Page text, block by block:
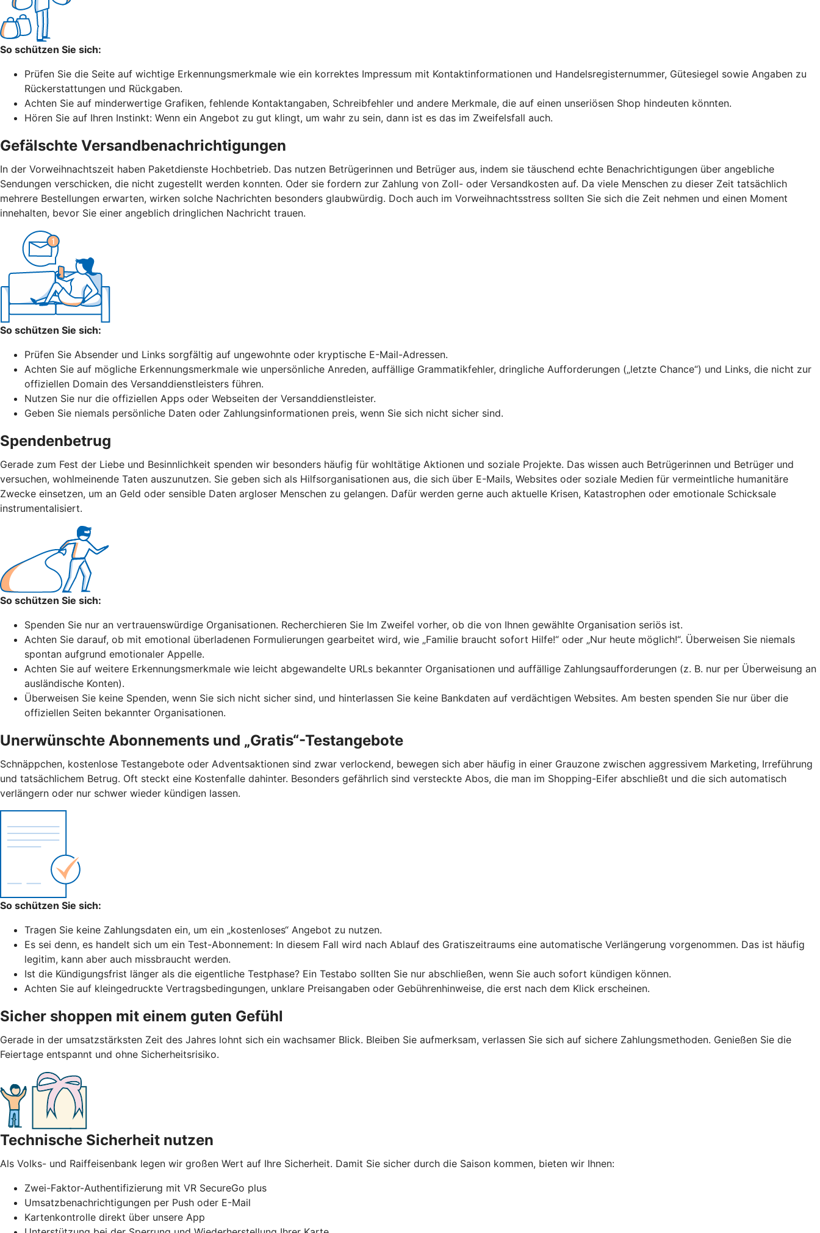
So schützen Sie sich:
Prüfen Sie die Seite auf wichtige Erkennungsmerkmale wie ein korrektes Impressum mit Kontaktinformationen und Handelsregisternummer, Gütesiegel sowie Angaben zu
Rückerstattungen und Rückgaben.
Achten Sie auf minderwertige Grafiken, fehlende Kontaktangaben, Schreibfehler und andere Merkmale, die auf einen unseriösen Shop hindeuten könnten.
Hören Sie auf Ihren Instinkt: Wenn ein Angebot zu gut klingt, um wahr zu sein, dann ist es das im Zweifelsfall auch.
Gefälschte Versandbenachrichtigungen
In der Vorweihnachtszeit haben Paketdienste Hochbetrieb. Das nutzen Betrügerinnen und Betrüger aus, indem sie täuschend echte Benachrichtigungen über angebliche
Sendungen verschicken, die nicht zugestellt werden konnten. Oder sie fordern zur Zahlung von Zoll- oder Versandkosten auf. Da viele Menschen zu dieser Zeit tatsächlich
mehrere Bestellungen erwarten, wirken solche Nachrichten besonders glaubwürdig. Doch auch im Vorweihnachtsstress sollten Sie sich die Zeit nehmen und einen Moment
innehalten, bevor Sie einer angeblich dringlichen Nachricht trauen.
So schützen Sie sich:
Prüfen Sie Absender und Links sorgfältig auf ungewohnte oder kryptische E-Mail-Adressen.
Achten Sie auf mögliche Erkennungsmerkmale wie unpersönliche Anreden, auffällige Grammatikfehler, dringliche Aufforderungen („letzte Chance“) und Links, die nicht zur
offiziellen Domain des Versanddienstleisters führen.
Nutzen Sie nur die offiziellen Apps oder Webseiten der Versanddienstleister.
Geben Sie niemals persönliche Daten oder Zahlungsinformationen preis, wenn Sie sich nicht sicher sind.
Spendenbetrug
Gerade zum Fest der Liebe und Besinnlichkeit spenden wir besonders häufig für wohltätige Aktionen und soziale Projekte. Das wissen auch Betrügerinnen und Betrüger und
versuchen, wohlmeinende Taten auszunutzen. Sie geben sich als Hilfsorganisationen aus, die sich über E-Mails, Websites oder soziale Medien für vermeintliche humanitäre
Zwecke einsetzen, um an Geld oder sensible Daten argloser Menschen zu gelangen. Dafür werden gerne auch aktuelle Krisen, Katastrophen oder emotionale Schicksale
instrumentalisiert.
So schützen Sie sich:
Spenden Sie nur an vertrauenswürdige Organisationen. Recherchieren Sie Im Zweifel vorher, ob die von Ihnen gewählte Organisation seriös ist.
Achten Sie darauf, ob mit emotional überladenen Formulierungen gearbeitet wird, wie „Familie braucht sofort Hilfe!“ oder „Nur heute möglich!“. Überweisen Sie niemals
spontan aufgrund emotionaler Appelle.
Achten Sie auf weitere Erkennungsmerkmale wie leicht abgewandelte URLs bekannter Organisationen und auffällige Zahlungsaufforderungen (z. B. nur per Überweisung an
ausländische Konten).
Überweisen Sie keine Spenden, wenn Sie sich nicht sicher sind, und hinterlassen Sie keine Bankdaten auf verdächtigen Websites. Am besten spenden Sie nur über die
offiziellen Seiten bekannter Organisationen.
Unerwünschte Abonnements und „Gratis“-Testangebote
Schnäppchen, kostenlose Testangebote oder Adventsaktionen sind zwar verlockend, bewegen sich aber häufig in einer Grauzone zwischen aggressivem Marketing, Irreführung
und tatsächlichem Betrug. Oft steckt eine Kostenfalle dahinter. Besonders gefährlich sind versteckte Abos, die man im Shopping-Eifer abschließt und die sich automatisch
verlängern oder nur schwer wieder kündigen lassen.
So schützen Sie sich:
Tragen Sie keine Zahlungsdaten ein, um ein „kostenloses“ Angebot zu nutzen.
Es sei denn, es handelt sich um ein Test-Abonnement: In diesem Fall wird nach Ablauf des Gratiszeitraums eine automatische Verlängerung vorgenommen. Das ist häufig
legitim, kann aber auch missbraucht werden.
Ist die Kündigungsfrist länger als die eigentliche Testphase? Ein Testabo sollten Sie nur abschließen, wenn Sie auch sofort kündigen können.
Achten Sie auf kleingedruckte Vertragsbedingungen, unklare Preisangaben oder Gebührenhinweise, die erst nach dem Klick erscheinen.
Sicher shoppen mit einem guten Gefühl
Gerade in der umsatzstärksten Zeit des Jahres lohnt sich ein wachsamer Blick. Bleiben Sie aufmerksam, verlassen Sie sich auf sichere Zahlungsmethoden. Genießen Sie die
Feiertage entspannt und ohne Sicherheitsrisiko.
Technische Sicherheit nutzen
Als Volks- und Raiffeisenbank legen wir großen Wert auf Ihre Sicherheit. Damit Sie sicher durch die Saison kommen, bieten wir Ihnen:
Zwei-Faktor-Authentifizierung mit VR SecureGo plus
Umsatzbenachrichtigungen per Push oder E-Mail
Kartenkontrolle direkt über unsere App